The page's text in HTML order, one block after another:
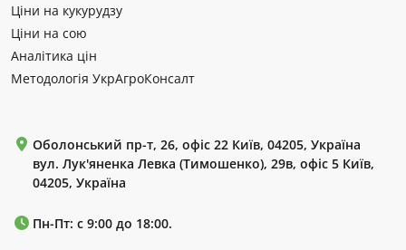
Ціни на кукурудзу
Ціни на сою
Аналітика цін
Методологія УкрАгроКонсалт
Оболонський пр-т, 26, офіс 22 Київ, 04205, Україна
вул. Лук'яненка Левка (Тимошенко), 29в, офіс 5 Київ,
04205, Україна
Пн-Пт: с 9:00 до 18:00.